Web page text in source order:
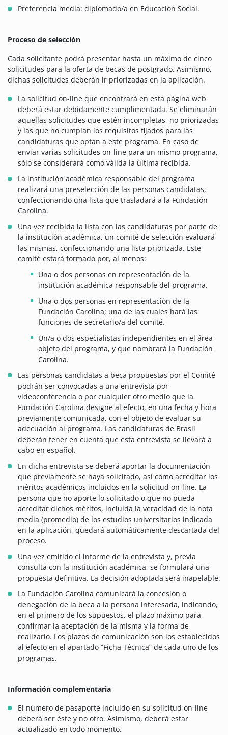
Preferencia media: diplomado/a en Educación Social.
Proceso de selección
Cada solicitante podrá presentar hasta un máximo de cinco
solicitudes para la oferta de becas de postgrado. Asimismo,
dichas solicitudes deberán ir priorizadas en la aplicación.
La solicitud on-line que encontrará en esta página web
deberá estar debidamente cumplimentada. Se eliminarán
aquellas solicitudes que estén incompletas, no priorizadas
y las que no cumplan los requisitos fijados para las
candidaturas que optan a este programa. En caso de
enviar varias solicitudes on-line para un mismo programa,
sólo se considerará como válida la última recibida.
La institución académica responsable del programa
realizará una preselección de las personas candidatas,
confeccionando una lista que trasladará a la Fundación
Carolina.
Una vez recibida la lista con las candidaturas por parte de
la institución académica, un comité de selección evaluará
las mismas, confeccionando una lista priorizada. Este
comité estará formado por, al menos:
Una o dos personas en representación de la
institución académica responsable del programa.
Una o dos personas en representación de la
Fundación Carolina; una de las cuales hará las
funciones de secretario/a del comité.
Un/a o dos especialistas independientes en el área
objeto del programa, y que nombrará la Fundación
Carolina.
Las personas candidatas a beca propuestas por el Comité
podrán ser convocadas a una entrevista por
videoconferencia o por cualquier otro medio que la
Fundación Carolina designe al efecto, en una fecha y hora
previamente comunicada, con el objeto de evaluar su
adecuación al programa. Las candidaturas de Brasil
deberán tener en cuenta que esta entrevista se llevará a
cabo en español.
En dicha entrevista se deberá aportar la documentación
que previamente se haya solicitado, así como acreditar los
méritos académicos incluidos en la solicitud on-line. La
persona que no aporte lo solicitado o que no pueda
acreditar dichos méritos, incluida la veracidad de la nota
media (promedio) de los estudios universitarios indicada
en la aplicación, quedará automáticamente descartada del
proceso.
Una vez emitido el informe de la entrevista y, previa
consulta con la institución académica, se formulará una
propuesta definitiva. La decisión adoptada será inapelable.
La Fundación Carolina comunicará la concesión o
denegación de la beca a la persona interesada, indicando,
en el primero de los supuestos, el plazo máximo para
confirmar la aceptación de la misma y la forma de
realizarlo. Los plazos de comunicación son los establecidos
al efecto en el apartado “Ficha Técnica” de cada uno de los
programas.
Información complementaria
El número de pasaporte incluido en su solicitud on-line
deberá ser éste y no otro. Asimismo, deberá estar
actualizado en todo momento.